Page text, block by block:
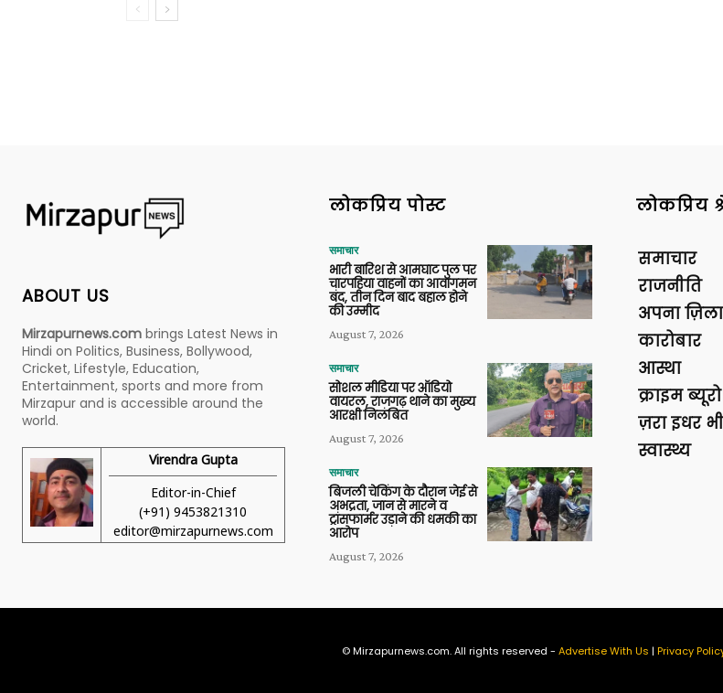
ABOUT US
Mirzapurnews.com brings Latest News in
Hindi on Politics, Business, Bollywood,
Cricket, Lifestyle, Education,
Entertainment, sports and more from
Mirzapur and is accessible around the
world.
Virendra Gupta
Editor-in-Chief
(+91) 9453821310
editor@mirzapurnews.com
लोकप्रिय पोस्ट
समाचार
भारी बारिश से आमघाट पुल पर
चारपहिया वाहनों का आवागमन
बंद, तीन दिन बाद बहाल होने
की उम्मीद
August 7, 2026
समाचार
सोशल मीडिया पर ऑडियो
वायरल, राजगढ़ थाने का मुख्य
आरक्षी निलंबित
August 7, 2026
समाचार
बिजली चेकिंग के दौरान जेई से
अभद्रता, जान से मारने व
ट्रांसफार्मर उड़ाने की धमकी का
आरोप
August 7, 2026
लोकप्रिय
समाचार
राजनीति
अपना ज़िला
कारोबार
आस्था
क्राइम ब्यूरो
ज़रा इधर भी
स्वास्थ्य
© Mirzapurnews.com. All rights reserved - Advertise With Us | Privacy